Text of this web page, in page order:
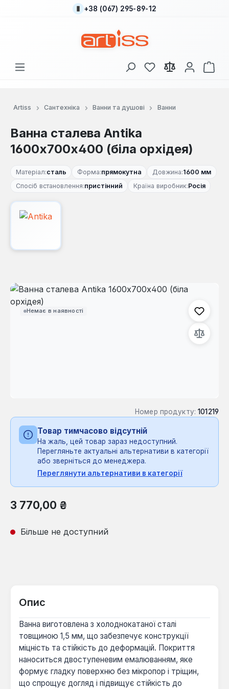
Перейти до основного вмісту
+38 (067) 295-89-12
У вас є 0 у списку
Artiss Сантехніка Ванни та душові Ванни
Ванна сталева Antika
1600х700х400 (біла орхідея)
Матеріал:сталь Форма:прямокутна Довжина:1600 мм
Спосіб встановлення:пристінний Країна виробник:Росія
Немає в наявності
Пропустити галерею зображень
Номер продукту: 101219
Товар тимчасово відсутній
На жаль, цей товар зараз недоступний.
Перегляньте актуальні альтернативи в категорії
або зверніться до менеджера.
Переглянути альтернативи в категорії
Звичайна ціна:
3 770,00 ₴
Більше не доступний
Опис
Ванна виготовлена з холоднокатаної сталі
товщиною 1,5 мм, що забезпечує конструкції
міцність та стійкість до деформацій. Покриття
наноситься двоступеневим емалюванням, яке
формує гладку поверхню без мікропор і тріщин,
що спрощує догляд і підвищує стійкість до